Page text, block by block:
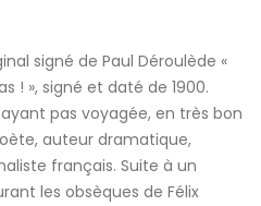
signé de Paul Déroulède «
! », signé et daté de 1900.
pas voyagée, en très bon
auteur dramatique,
français. Suite à un
les obsèques de Félix